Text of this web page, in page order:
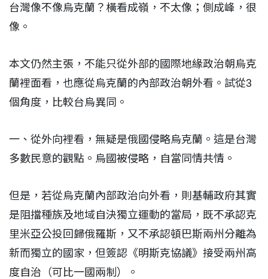
台灣像不像烏克蘭？橫看成嶺，不太像；側成峰，很
像。
本文仍然主張，不能只從外部的國際地緣政治朝烏克
蘭裡面看，也應從烏克蘭的內部政治朝外看。試從3
個角度，比較台烏異同。
一、從外向裡看，無疑是俄國侵略烏克蘭。這是台灣
多數民意的觀點。烏國被侵略，自當同情共情。
但是，若從烏克蘭內部政治向外看，則基輔政府其實
是阻擋種族及地域自決獨立運動的當局，既不承認克
里米亞公投回歸俄羅斯，又不承認頓巴斯兩州分離為
新而獨立的國家，但簽認《明斯克協議》接受兩州高
度自治（可比一國兩制）。